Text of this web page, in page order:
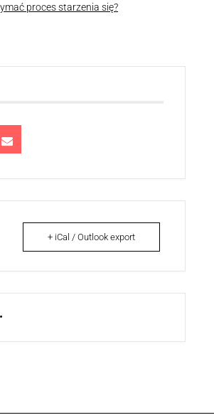
proces starzenia się?
+ iCal / Outlook export